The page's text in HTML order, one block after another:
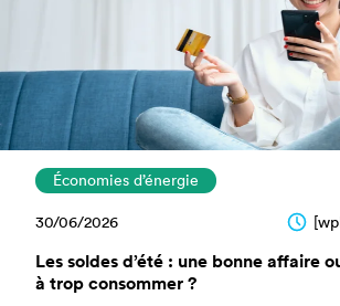
Économies d’énergie
30/06/2026
Les soldes d’été : une bonne affaire
à trop consommer ?